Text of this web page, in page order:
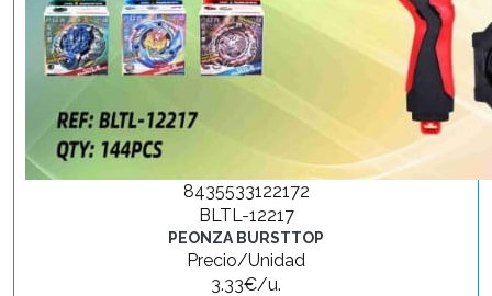
8435533122172
BLTL-12217
PEONZA BURSTTOP
Precio/Unidad
3.33€/u.